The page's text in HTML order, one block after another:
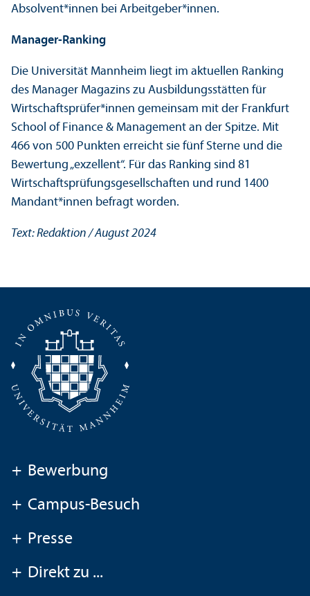
Absolvent*innen bei Arbeitgeber*innen.
Manager-Ranking
Die Universität Mannheim liegt im aktuellen Ranking
des Manager Magazins zu Ausbildungs­stätten für
Wirtschafts­prüfer*innen gemeinsam mit der Frankfurt
School of Finance & Management an der Spitze. Mit
466 von 500 Punkten erreicht sie fünf Sterne und die
Bewertung „exzellent“. Für das Ranking sind 81
Wirtschafts­prüfungs­gesellschaften und rund 1400
Mandant*innen befragt worden.
Text: Redaktion / August 2024
+ Bewerbung
+ Campus-Besuch
+ Presse
+ Direkt zu ...